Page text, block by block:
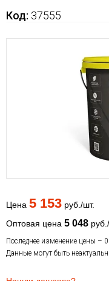
Код: 37555
Цена 5 153 руб./шт.
Оптовая цена 5 048
Последнее изменение цены –
Данные могут быть